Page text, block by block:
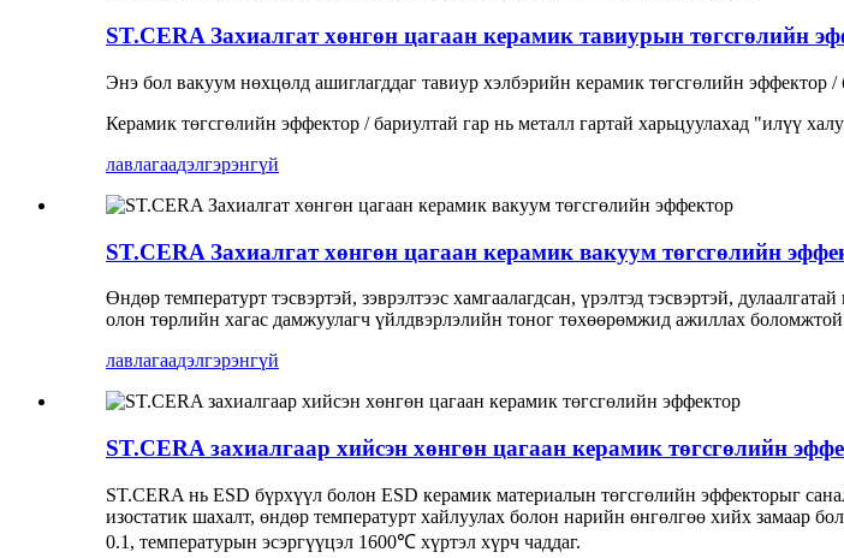
ST.CERA Захиалгат хөнгөн цагаан керамик тавиурын төгсгөлийн
Энэ бол вакуум нөхцөлд ашиглагддаг тавиур хэлбэрийн керамик төгсгөлийн эффектор /
Керамик төгсгөлийн эффектор / бариултай гар нь металл гартай харьцуулахад "илүү
лавлагаадэлгэрэнгүй
ST.CERA Захиалгат хөнгөн цагаан керамик вакуум төгсгөлийн
Өндөр температурт тэсвэртэй, зэврэлтээс хамгаалагдсан, үрэлтэд тэсвэртэй,
олон төрлийн хагас дамжуулагч үйлдвэрлэлийн тоног төхөөрөмжид ажиллах
лавлагаадэлгэрэнгүй
ST.CERA захиалгаар хийсэн хөнгөн цагаан керамик төгсгөлийн
ST.CERA нь ESD бүрхүүл болон ESD керамик материалын төгсгөлийн эффекторыг
изостатик шахалт, өндөр температурт хайлуулах болон нарийн өнгөлгөө хийх замаар
0.1, температурын эсэргүүцэл 1600℃ хүртэл хүрч чаддаг.